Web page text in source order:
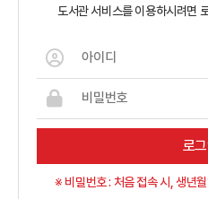
도서관 서비스를 이용하시려면
로
※ 비밀번호 : 처음 접속 시, 생년